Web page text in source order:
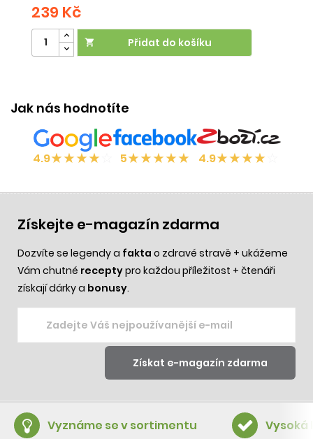
239 Kč
 Přidat do košíku
Jak nás hodnotíte
4.9★★★★ 5★★★★★ 4.9★★★★
Získejte e-magazín zdarma
Dozvíte se legendy a fakta o zdravé stravě + ukážeme
Vám chutné receptypro každou příležitost + čtenáři
získají dárky a bonusy.
Vyznáme se v sortimentu Vysoká